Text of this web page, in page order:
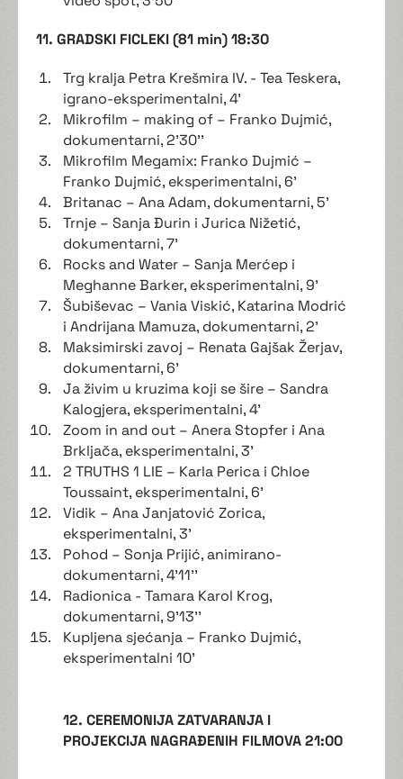
11. GRADSKI FICLEKI (81 min) 18:30
Trg kralja Petra Krešmira IV. - Tea Teskera,
igrano-eksperimentalni, 4'
Mikrofilm – making of – Franko Dujmić,
dokumentarni, 2'30''
Mikrofilm Megamix: Franko Dujmić –
Franko Dujmić, eksperimentalni, 6'
Britanac – Ana Adam, dokumentarni, 5'
Trnje – Sanja Đurin i Jurica Nižetić,
dokumentarni, 7'
Rocks and Water – Sanja Merćep i
Meghanne Barker, eksperimentalni, 9'
Šubiševac – Vania Viskić, Katarina Modrić
i Andrijana Mamuza, dokumentarni, 2'
Maksimirski zavoj – Renata Gajšak Žerjav,
dokumentarni, 6'
Ja živim u kruzima koji se šire – Sandra
Kalogjera, eksperimentalni, 4'
Zoom in and out – Anera Stopfer i Ana
Brkljača, eksperimentalni, 3'
2 TRUTHS 1 LIE – Karla Perica i Chloe
Toussaint, eksperimentalni, 6'
Vidik – Ana Janjatović Zorica,
eksperimentalni, 3'
Pohod – Sonja Prijić, animirano-
dokumentarni, 4'11''
Radionica - Tamara Karol Krog,
dokumentarni, 9'13''
Kupljena sjećanja – Franko Dujmić,
eksperimentalni 10'
12. CEREMONIJA ZATVARANJA I
PROJEKCIJA NAGRAĐENIH FILMOVA 21:00